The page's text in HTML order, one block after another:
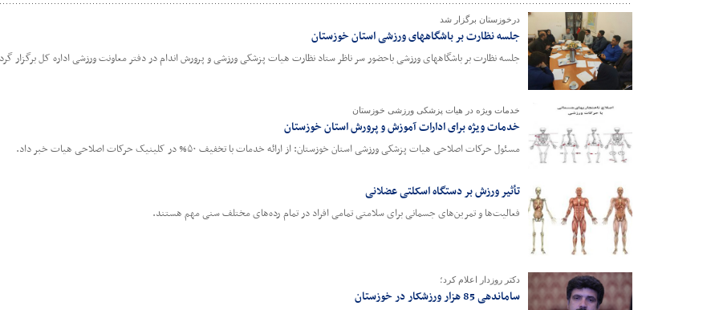
درخوزستان برگزار شد
جلسه نظارت بر باشگاههای ورزشی استان خوزستان
جلسه نظارت بر باشگاههای ورزشی باحضور سر ناظر ستاد نظارت هیات پزشکی ورزشی و پرورش اندام در دفتر معاونت ورزشی اداره کل برگزار
خدمات ویژه در هیات پزشکی ورزشی خوزستان
خدمات ویژه برای ادارات آموزش و پرورش استان خوزستان
مسئول حرکات اصلاحی هیات پزشکی ورزشی استان خوزستان: از ارائه خدمات با تخفیف ۵۰% در کلینیک حرکات اصلاحی هیات خبر داد.
تأثیر ورزش بر دستگاه اسکلتی عضلانی
فعالیت‌ها و تمرین‌های جسمانی برای سلامتی تمامی افراد در تمام رده‌های مختلف سنی مهم هستند.
دکتر روزدار اعلام کرد؛
ساماندهی 85 هزار ورزشکار در خوزستان